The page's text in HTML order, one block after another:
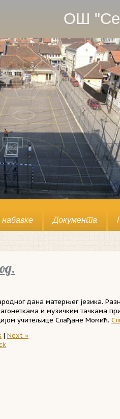
ОШ
набавке Документа
дана матерњег језика.
и музичким тачкама
учитељице Слађане Момић.
| Next »